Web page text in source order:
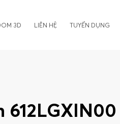
3D LIÊN HỆ TUYỂN DỤNG
612LGXIN00